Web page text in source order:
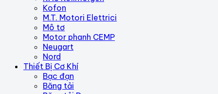
Kofon
M.T. Motori Elettrici
Mô tơ
Motor phanh CEMP
Neugart
Nord
Thiết Bị Cơ Khí
Bạc đạn
Băng tải